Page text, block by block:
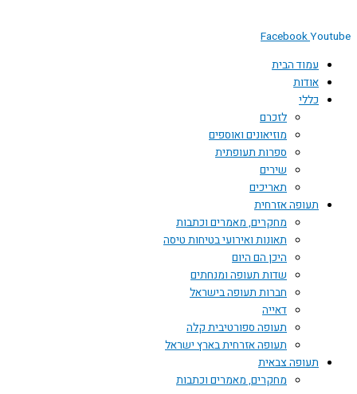
FacebookYoutube
עמוד הבית
אודות
כללי
לזכרם
מוזיאונים ואוספים
ספרות תעופתית
שירים
תאריכים
תעופה אזרחית
מחקרים, מאמרים וכתבות
תאונות ואירועי בטיחות טיסה
היכן הם היום
שדות תעופה ומנחתים
חברות תעופה בישראל
דאייה
תעופה ספורטיבית קלה
תעופה אזרחית בארץ ישראל
תעופה צבאית
מחקרים, מאמרים וכתבות